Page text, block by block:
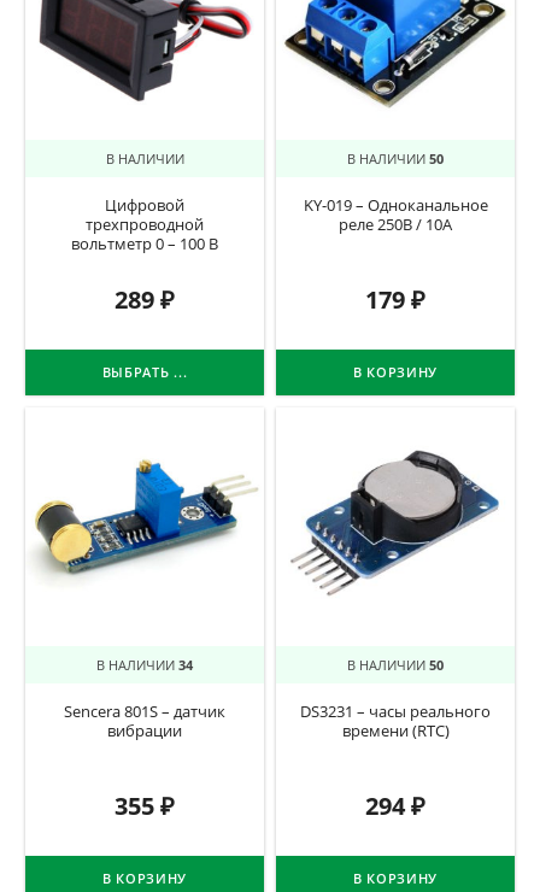
В НАЛИЧИИ
Цифровой
трехпроводной
вольтметр 0 – 100 В
289₽
ВЫБРАТЬ ...
В НАЛИЧИИ 50
KY-019 – Одноканальное
реле 250В / 10А
179₽
В КОРЗИНУ
В НАЛИЧИИ 34
Sencera 801S – датчик
вибрации
355₽
В КОРЗИНУ
В НАЛИЧИИ 50
DS3231 – часы реального
времени (RTC)
294₽
В КОРЗИНУ